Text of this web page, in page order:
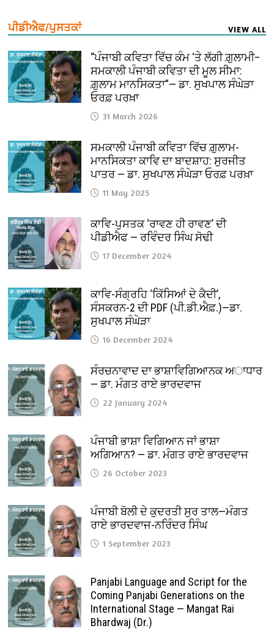
ਪੀਡੀਐਫ/ਪੁਸਤਕਾਂ VIEW ALL
“ਪੰਜਾਬੀ ਕਵਿਤਾ ਵਿੱਚ ਕੰਮ ‘ਤੇ ਲੱਗੀ ਗ਼ੁਲਾਮੀ–
ਸਮਕਾਲੀ ਪੰਜਾਬੀ ਕਵਿਤਾ ਦੀ ਮੂਲ ਸੀਮਾ:
ਗ਼ੁਲਾਮ ਮਾਨਸਿਕਤਾ”— ਡਾ. ਸੁਖਪਾਲ ਸੰਘੇੜਾ
ਓਰਫ਼ ਪਰਖ਼ਾ
31 March 2026
ਸਮਕਾਲੀ ਪੰਜਾਬੀ ਕਵਿਤਾ ਵਿੱਚ ਗ਼ੁਲਾਮ-
ਮਾਨਸਿਕਤਾ ਕਾਵਿ ਦਾ ਬਾਦਸ਼ਾਹ: ਸੁਰਜੀਤ
ਪਾਤਰ — ਡਾ. ਸੁਖਪਾਲ ਸੰਘੇੜਾ ਓਰਫ਼ ਪਰਖ਼ਾ
11 May 2025
ਕਾਵਿ-ਪੁਸਤਕ ‘ਰਾਵਣ ਹੀ ਰਾਵਣ’ ਦੀ
ਪੀਡੀਐਫ — ਰਵਿੰਦਰ ਸਿੰਘ ਸੋਢੀ
17 December 2024
ਕਾਵਿ-ਸੰਗ੍ਰਹਿ ‘ਕਿੱਸਿਆਂ ਦੇ ਕੈਦੀ’,
ਸੰਸਕਰਨ-2 ਦੀ PDF (ਪੀ.ਡੀ.ਐਫ਼.)—ਡਾ.
ਸੁਖਪਾਲ ਸੰਘੇੜਾ
16 December 2024
ਸੰਰਚਨਾਵਾਦ ਦਾ ਭਾਸ਼ਾਵਿਗਿਆਨਕ ਅਾਧਾਰ
— ਡਾ. ਮੰਗਤ ਰਾਏ ਭਾਰਦਵਾਜ
22 January 2024
ਪੰਜਾਬੀ ਭਾਸ਼ਾ ਵਿਗਿਆਨ ਜਾਂ ਭਾਸ਼ਾ
ਅਗਿਆਨ? — ਡਾ. ਮੰਗਤ ਰਾਏ ਭਾਰਦਵਾਜ
26 October 2023
ਪੰਜਾਬੀ ਬੋਲੀ ਦੇ ਕੁਦਰਤੀ ਸੁਰ ਤਾਲ—ਮੰਗਤ
ਰਾਏ ਭਾਰਦਵਾਜ-ਨਰਿੰਦਰ ਸਿੰਘ
1 September 2023
Panjabi Language and Script for the
Coming Panjabi Generations on the
International Stage — Mangat Rai
Bhardwaj (Dr.)